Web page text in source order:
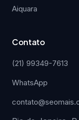
Aiquara
Contato
(21) 99349-7613
WhatsApp